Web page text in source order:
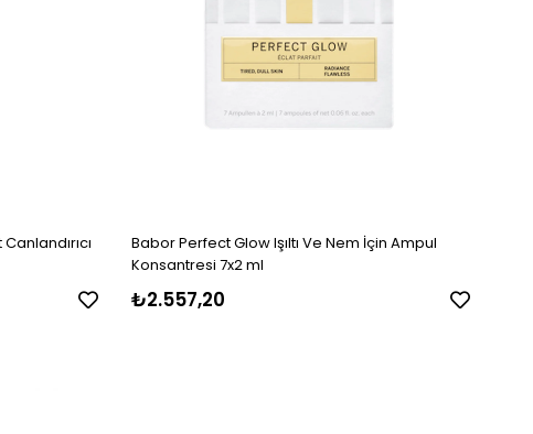
Babor Perfect Glow Işıltı Ve Nem İçin Ampul
Konsantresi 7x2 ml
₺2.557,20